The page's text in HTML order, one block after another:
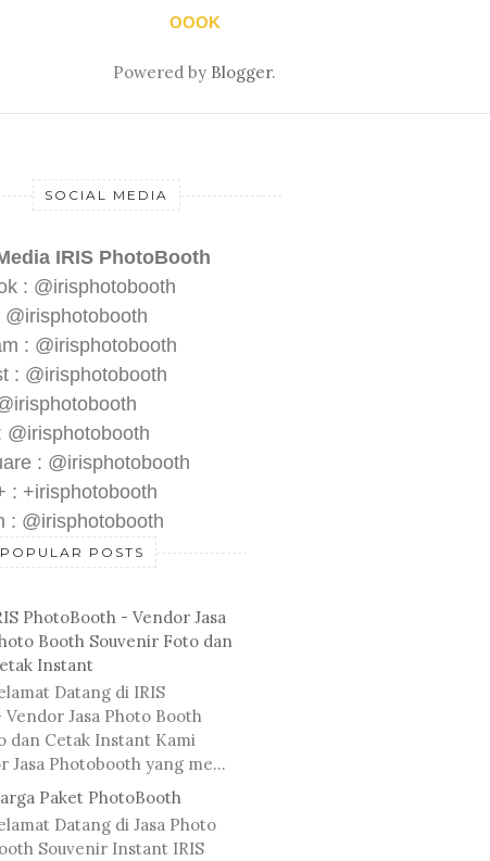
OOOK
Powered by Blogger.
SOCIAL MEDIA
IRIS PhotoBooth
: @irisphotobooth
@irisphotobooth
: @irisphotobooth
: @irisphotobooth
@irisphotobooth
: @irisphotobooth
: +irisphotobooth
: @irisphotobooth
POPULAR POSTS
PhotoBooth - Vendor Jasa
Booth Souvenir Foto dan
Instant
Datang di IRIS
Jasa Photo Booth
dan Cetak Instant Kami
Jasa Photobooth yang me...
Paket PhotoBooth
Datang di Jasa Photo
Souvenir Instant IRIS